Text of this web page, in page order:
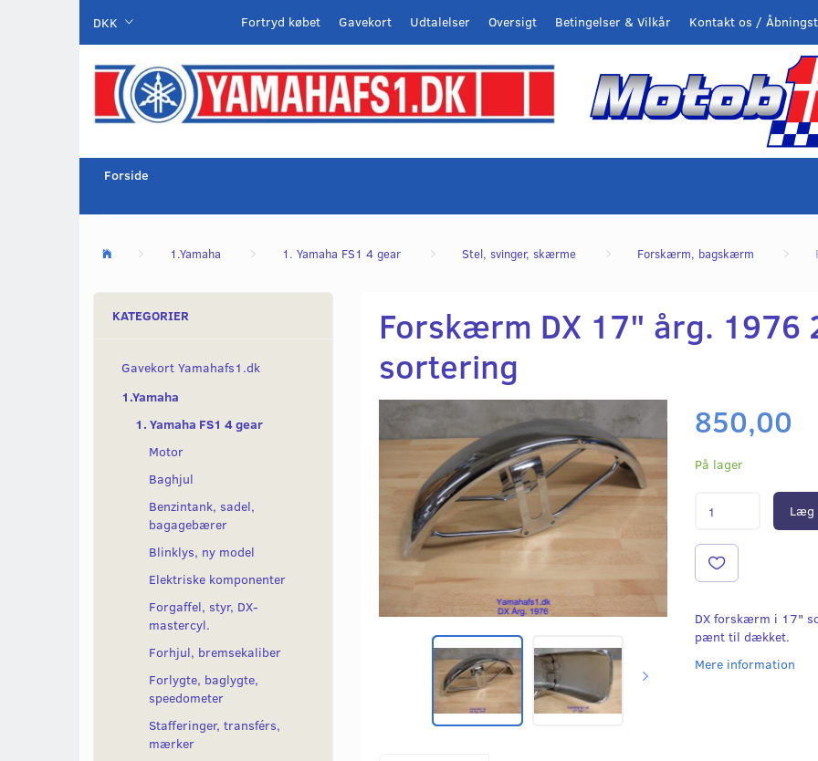
DKK Kontakt os /
Betingelser & Vilkår
Oversigt
Udtalelser
Gavekort
Fortryd købet
Forside
1.Yamaha 1. Yamaha FS1 4 gear Stel, svinger, skærme Forskærm, bagskærm
KATEGORIER
Gavekort Yamahafs1.dk
1.Yamaha
1. Yamaha FS1 4 gear
Motor
Baghjul
Benzintank, sadel,
bagagebærer
Blinklys, ny model
Elektriske komponenter
Forgaffel, styr, DX-
mastercyl.
Forhjul, bremsekaliber
Forlygte, baglygte,
speedometer
Stafferinger, transférs,
mærker
Forskærm DX 17" årg. 1976
sortering
850,00
På lager
Læg
DX forskærm i 17"
pænt til dækket.
Mere information